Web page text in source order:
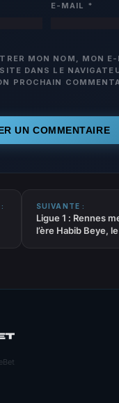
E-MAIL *
MON NOM, MON
DANS LE
PROCHAIN
SUIVANTE :
Ligue 1 : Rennes
l’ère Habib Beye,